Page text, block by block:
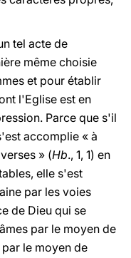
tel acte de
même choisie
et pour établir
l'Eglise est en
Parce que s'il
accomplie « à
» (Hb., 1, 1) en
elle s'est
par les voies
de Dieu qui se
par le moyen de
le moyen de